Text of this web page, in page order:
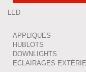
LED
APPLIQUES
HUBLOTS
DOWNLIGHTS
ECLAIRAGES